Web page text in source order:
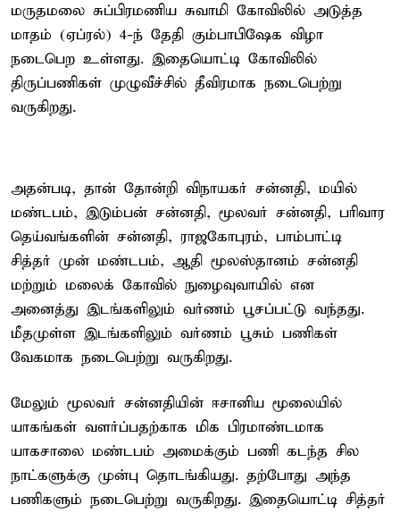
மருதமலை சுப்பிரமணிய சுவாமி கோவிலில் அடுத்த
மாதம் (ஏப்ரல்) 4-ந் தேதி கும்பாபிஷேக விழா
நடைபெற உள்ளது. இதையொட்டி கோவிலில்
திருப்பணிகள் முழுவீச்சில் தீவிரமாக நடைபெற்று
வருகிறது.
அதன்படி, தான் தோன்றி விநாயகர் சன்னதி, மயில்
மண்டபம், இடும்பன் சன்னதி, மூலவர் சன்னதி, பரிவார
தெய்வங்களின் சன்னதி, ராஜகோபுரம், பாம்பாட்டி
சித்தர் முன் மண்டபம், ஆதி மூலஸ்தானம் சன்னதி
மற்றும் மலைக் கோவில் நுழைவுவாயில் என
அனைத்து இடங்களிலும் வர்ணம் பூசப்பட்டு வந்தது.
மீதமுள்ள இடங்களிலும் வர்ணம் பூசும் பணிகள்
வேகமாக நடைபெற்று வருகிறது.
மேலும் மூலவர் சன்னதியின் ஈசானிய மூலையில்
யாகங்கள் வளர்ப்பதற்காக மிக பிரமாண்டமாக
யாகசாலை மண்டபம் அமைக்கும் பணி கடந்த சில
நாட்களுக்கு முன்பு தொடங்கியது. தற்போது அந்த
பணிகளும் நடைபெற்று வருகிறது. இதையொட்டி சித்தர்